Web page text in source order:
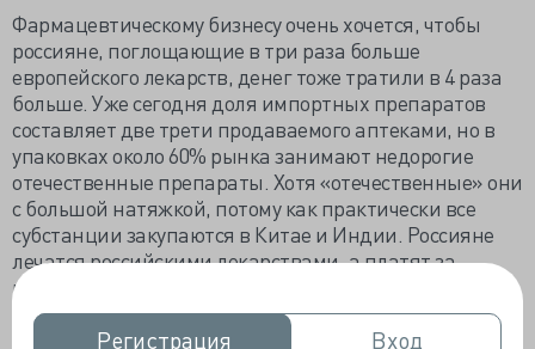
Регистрация
Регистрация Вход
Вход
Фармацевтическому бизнесу очень хочется, чтобы
россияне, поглощающие в три раза больше
европейского лекарств, денег тоже тратили в 4 раза
больше. Уже сегодня доля импортных препаратов
составляет две трети продаваемого аптеками, но в
упаковках около 60% рынка занимают недорогие
отечественные препараты. Хотя «отечественные» они
с большой натяжкой, потому как практически все
субстанции закупаются в Китае и Индии. Россияне
лечатся российскими лекарствами, а платят за
импортные. При явной поддержке отечественных
лекарств потребителем, сегодня страна технически
не готова заменить чужие лекарства на свои, тем